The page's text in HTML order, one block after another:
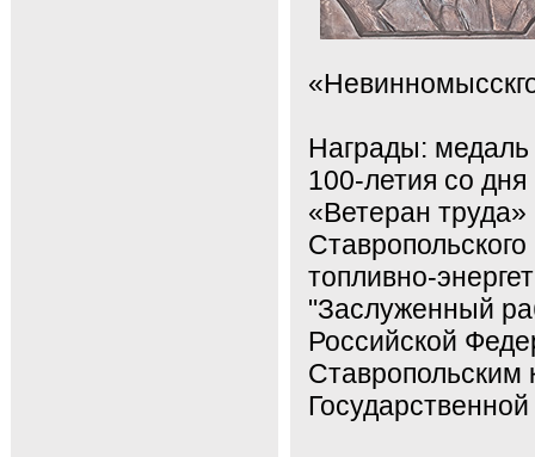
Награды:
100-летия со
«Ветеран
топливно-
"Заслуженный
Российской
Ставропольским